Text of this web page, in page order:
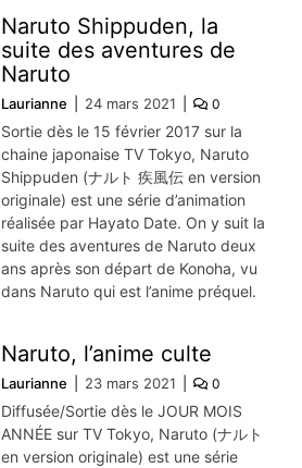
Naruto Shippuden, la
suite des aventures de
Naruto
Laurianne 24 mars 2021 0
Sortie dès le 15 février 2017 sur la
chaine japonaise TV Tokyo, Naruto
Shippuden (ナルト 疾風伝 en version
originale) est une série d’animation
réalisée par Hayato Date. On y suit la
suite des aventures de Naruto deux
ans après son départ de Konoha, vu
dans Naruto qui est l’anime préquel.
Naruto, l’anime culte
Laurianne 23 mars 2021 0
Diffusée/Sortie dès le JOUR MOIS
ANNÉE sur TV Tokyo, Naruto (ナルト
en version originale) est une série